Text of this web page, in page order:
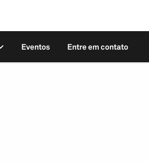
Eventos Entre em contato